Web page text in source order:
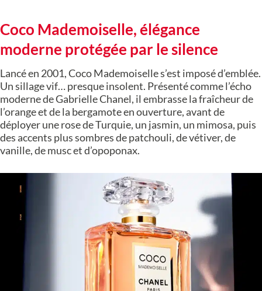
Coco Mademoiselle, élégance
moderne protégée par le silence
Lancé en 2001, Coco Mademoiselle s’est imposé d’emblée.
Un sillage vif… presque insolent. Présenté comme l’écho
moderne de Gabrielle Chanel, il embrasse la fraîcheur de
l’orange et de la bergamote en ouverture, avant de
déployer une rose de Turquie, un jasmin, un mimosa, puis
des accents plus sombres de patchouli, de vétiver, de
vanille, de musc et d’opoponax.